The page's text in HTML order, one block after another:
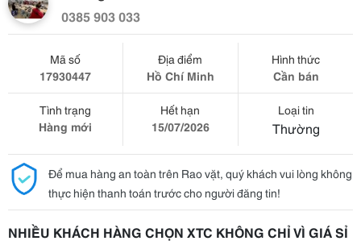
0385 903 033
Mã số
17930447
Địa điểm
Hồ Chí Minh
Hình thức
Cần bán
Tình trạng
Hàng mới
Hết hạn
15/07/2026
Loại tin
Thường
Để mua hàng an toàn trên Rao vặt, quý khách vui lòng không
thực hiện thanh toán trước cho người đăng tin!
NHIỀU KHÁCH HÀNG CHỌN XTC KHÔNG CHỈ VÌ GIÁ SỈ